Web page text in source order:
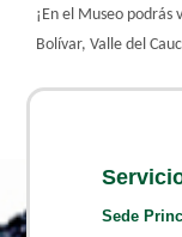
¡En el Museo podrás
Bolívar, Valle del
Sede